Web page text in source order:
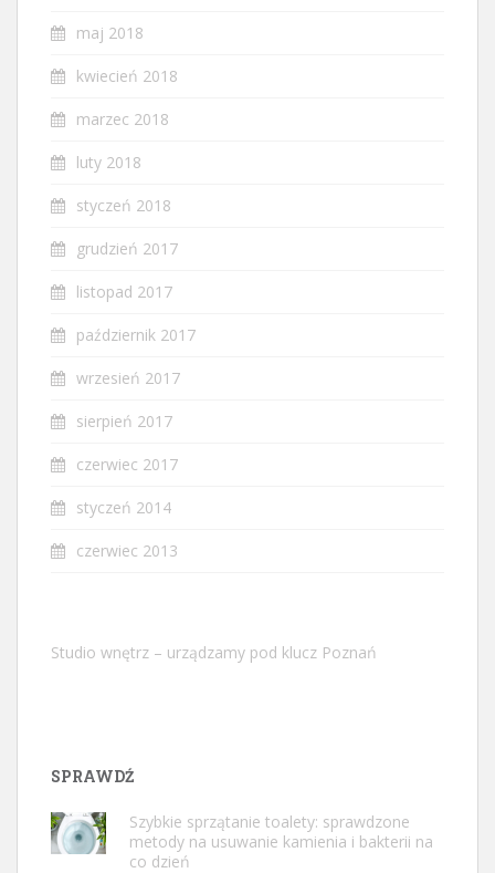
maj 2018
kwiecień 2018
marzec 2018
luty 2018
styczeń 2018
grudzień 2017
listopad 2017
październik 2017
wrzesień 2017
sierpień 2017
czerwiec 2017
styczeń 2014
czerwiec 2013
Studio wnętrz – urządzamy pod klucz Poznań
SPRAWDŹ
Szybkie sprzątanie toalety: sprawdzone
metody na usuwanie kamienia i bakterii na
co dzień